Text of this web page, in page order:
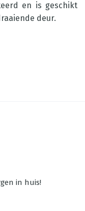
en is geschikt
deur.
in huis!